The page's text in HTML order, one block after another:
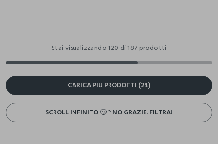
Stai visualizzando 120 di 187 prodotti
CARICA PIÙ PRODOTTI (24)
SCROLL INFINITO 🙄 ? NO GRAZIE. FILTRA!